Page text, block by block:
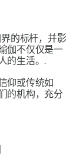
的标杆，并影
伽不仅仅是一
的生活。.
仰或传统如
的机构，充分